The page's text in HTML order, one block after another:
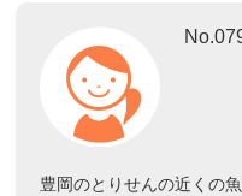
豊岡のとりせんの近くの